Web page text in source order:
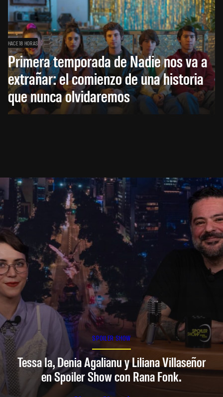
HACE 18 HORAS
Primera temporada de Nadie nos va a
extrañar: el comienzo de una historia
que nunca olvidaremos
SPOILER SHOW
Tessa Ia, Denia Agalianu y Liliana Villaseñor
en Spoiler Show con Rana Fonk.